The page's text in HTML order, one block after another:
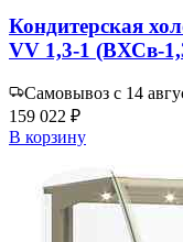
Кондитерская
VV 1,3-1 (ВХСв-
Самовывоз с 14
159 022 ₽
В корзину